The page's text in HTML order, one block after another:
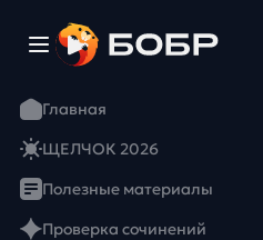
Главная
ЩЕЛЧОК 2026
Полезные материалы
Проверка сочинений